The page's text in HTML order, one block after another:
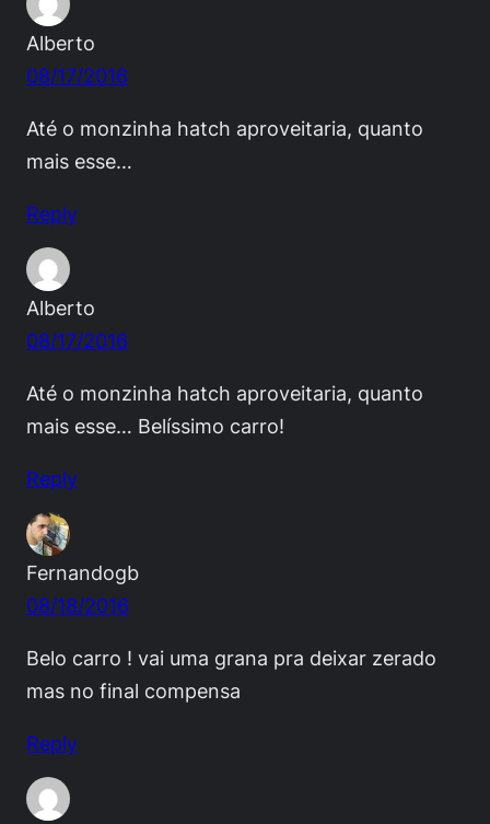
Alberto
08/17/2016
Até o monzinha hatch aproveitaria, quanto
mais esse…
Reply
Alberto
08/17/2016
Até o monzinha hatch aproveitaria, quanto
mais esse… Belíssimo carro!
Reply
Fernandogb
08/18/2016
Belo carro ! vai uma grana pra deixar zerado
mas no final compensa
Reply